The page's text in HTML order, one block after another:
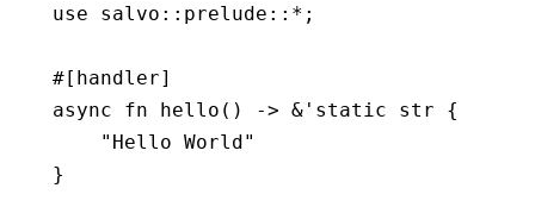
use salvo :: prelude ::* ;
#[handler]
async fn hello () -> & ' static str {
    "Hello World"
}